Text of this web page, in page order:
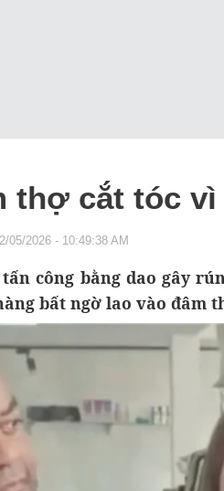
thợ cắt tóc vì
05/2026 - 10:49:38 AM
công bằng dao gây
bất ngờ lao vào đâm